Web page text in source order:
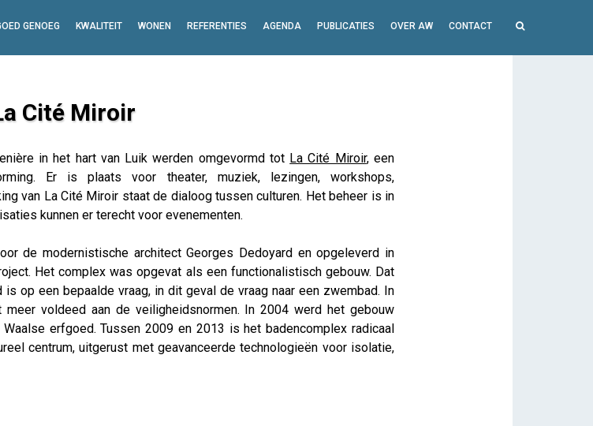
GENOEG KWALITEIT WONEN REFERENTIES AGENDA PUBLICATIES OVER AW CONTACT
Cité Miroir
in het hart van Luik werden omgevormd tot La Cité Miroir, een
Er is plaats voor theater, muziek, lezingen, workshops,
van La Cité Miroir staat de dialoog tussen culturen. Het beheer is in
kunnen er terecht voor evenementen.
de modernistische architect Georges Dedoyard en opgeleverd in
Het complex was opgevat als een functionalistisch gebouw. Dat
op een bepaalde vraag, in dit geval de vraag naar een zwembad. In
voldeed aan de veiligheidsnormen. In 2004 werd het gebouw
erfgoed. Tussen 2009 en 2013 is het badencomplex radicaal
centrum, uitgerust met geavanceerde technologieën voor isolatie,